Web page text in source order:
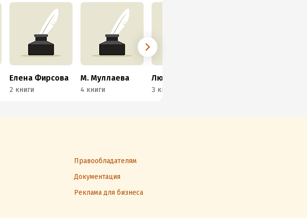
Елена Фирсова
2 книги
М. Муллаева
4 книги 3 книги
Правообладателям
Документация
Реклама для бизнеса